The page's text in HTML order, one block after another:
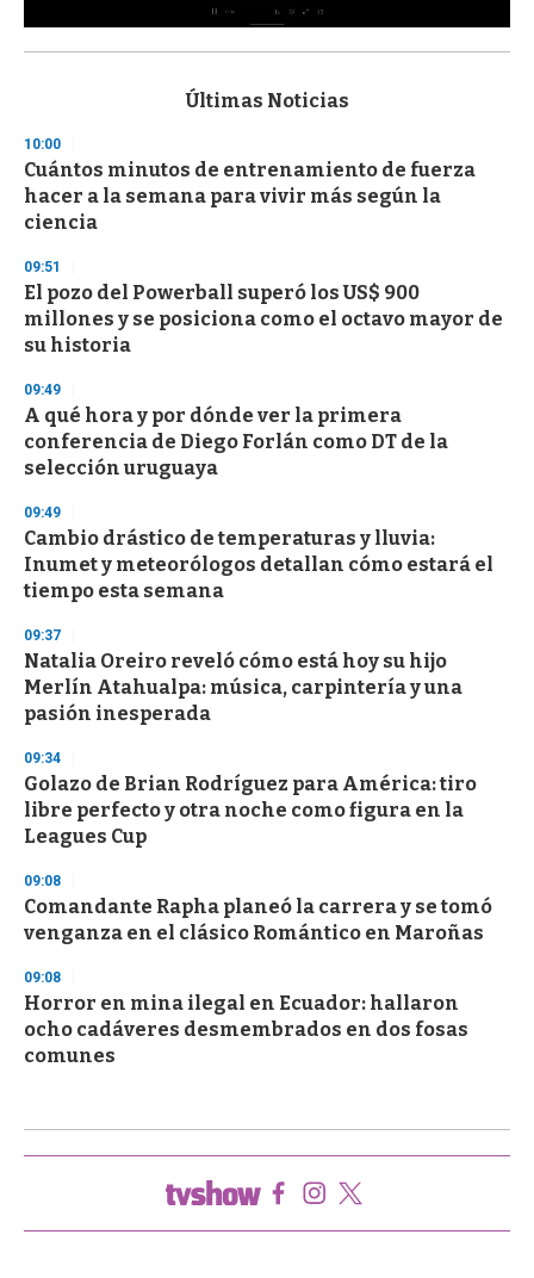
s
d
s
o
f
3
s
e
c
o
n
Últimas Noticias
10:00
Cuántos minutos de entrenamiento de fuerza
hacer a la semana para vivir más según la
ciencia
09:51
El pozo del Powerball superó los US$ 900
millones y se posiciona como el octavo mayor de
su historia
09:49
A qué hora y por dónde ver la primera
conferencia de Diego Forlán como DT de la
selección uruguaya
09:49
Cambio drástico de temperaturas y lluvia:
Inumet y meteorólogos detallan cómo estará el
tiempo esta semana
09:37
Natalia Oreiro reveló cómo está hoy su hijo
Merlín Atahualpa: música, carpintería y una
pasión inesperada
09:34
Golazo de Brian Rodríguez para América: tiro
libre perfecto y otra noche como figura en la
Leagues Cup
09:08
Comandante Rapha planeó la carrera y se tomó
venganza en el clásico Romántico en Maroñas
09:08
Horror en mina ilegal en Ecuador: hallaron
ocho cadáveres desmembrados en dos fosas
comunes